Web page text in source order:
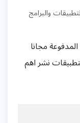
والبرامج
مجانا
نشر اهم